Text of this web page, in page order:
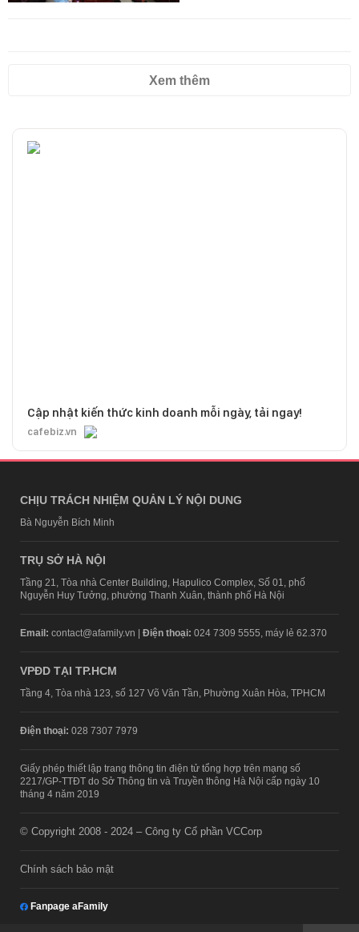
Xem thêm
Cập nhật kiến thức kinh doanh mỗi ngày, tải ngay!
cafebiz.vn
CHỊU TRÁCH NHIỆM QUẢN LÝ NỘI DUNG
Bà Nguyễn Bích Minh
TRỤ SỞ HÀ NỘI
Tầng 21, Tòa nhà Center Building, Hapulico Complex, Số 01, phố
Nguyễn Huy Tưởng, phường Thanh Xuân, thành phố Hà Nội
Email: contact@afamily.vn | Điện thoại: 024 7309 5555, máy lẻ 62.370
VPĐD TẠI TP.HCM
Tầng 4, Tòa nhà 123, số 127 Võ Văn Tần, Phường Xuân Hòa, TPHCM
Điện thoại: 028 7307 7979
Giấy phép thiết lập trang thông tin điện tử tổng hợp trên mạng số
2217/GP-TTĐT do Sở Thông tin và Truyền thông Hà Nội cấp ngày 10
tháng 4 năm 2019
© Copyright 2008 - 2024 – Công ty Cổ phần VCCorp
Chính sách bảo mật
Fanpage aFamily